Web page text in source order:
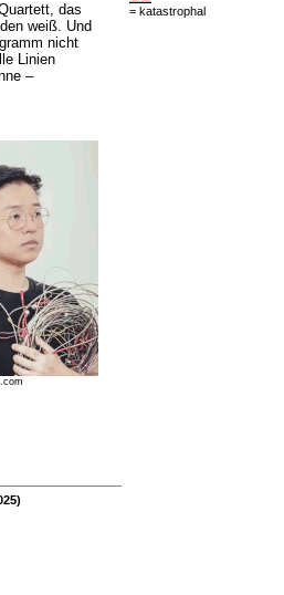
das
weiß. Und
nicht
Linien
–
= katastrophal